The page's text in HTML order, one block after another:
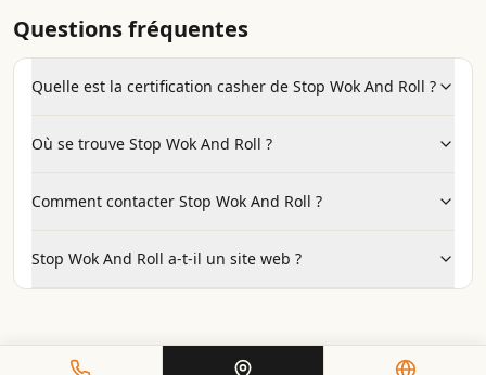
Questions fréquentes
Quelle est la certification casher de Stop Wok And Roll ?
Où se trouve Stop Wok And Roll ?
Comment contacter Stop Wok And Roll ?
Stop Wok And Roll a-t-il un site web ?